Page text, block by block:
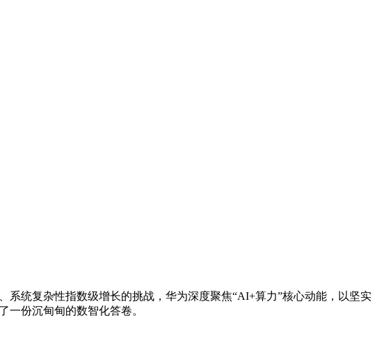
系统复杂性指数级增长的挑战，华为深度聚焦“AI+算力”核心动能，以坚实
一份沉甸甸的数智化答卷。